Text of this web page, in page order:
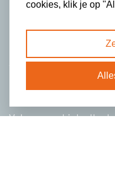
Privacy- en
ANBI
© Copyright
Volg ons opLinkedIn,
cookies, klik je op